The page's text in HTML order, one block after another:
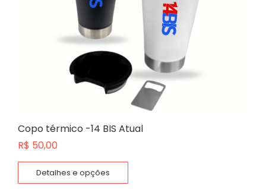
Copo térmico -14 BIS Atual
R$ 50,00
Detalhes e opções